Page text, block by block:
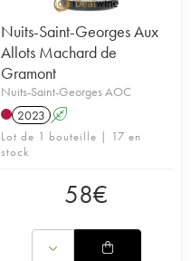
Nuits-Saint-Georges Aux
Allots Machard de
Gramont
Nuits-Saint-Georges AOC
2023 A
Lot de 1 bouteille | 17 en
stock
58€